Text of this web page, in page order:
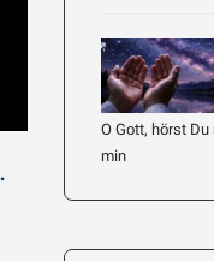
063 –
O Gott, hörst
min